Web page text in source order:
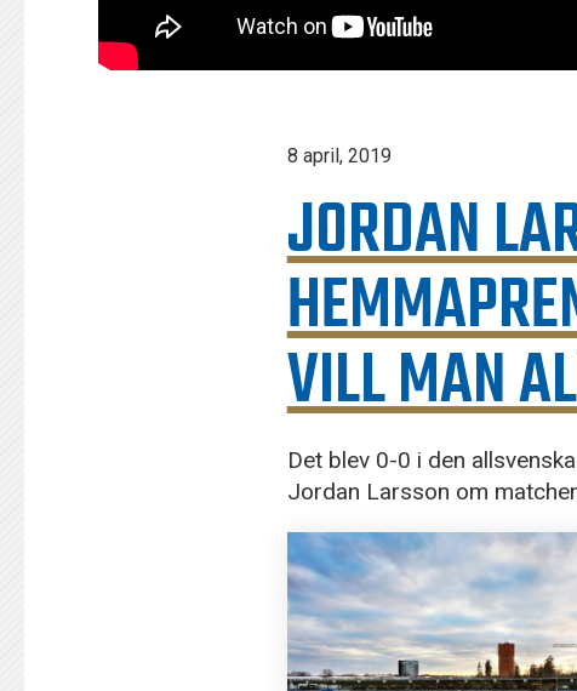
8 april, 2019
JORDAN
VILL MAN
Det blev 0-0 i den
Jordan Larsson om